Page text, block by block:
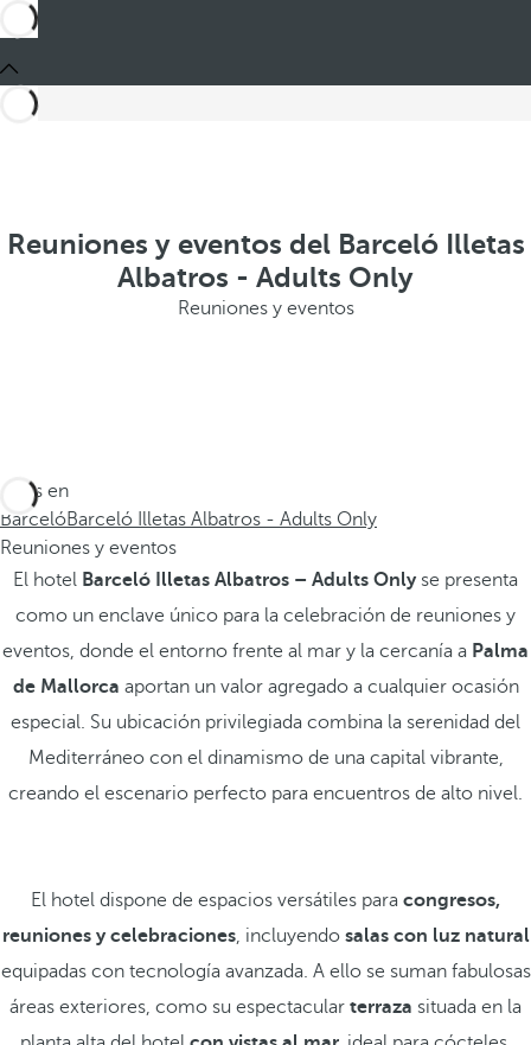
Reuniones y eventos del Barceló Illetas
Albatros - Adults Only
Reuniones y eventos
Estás en
BarcelóBarceló Illetas Albatros - Adults Only
Reuniones y eventos
El hotel Barceló Illetas Albatros – Adults Onlyse presenta
como un enclave único para la celebración de reuniones y
eventos, donde el entorno frente al mar y la cercanía a Palma
de Mallorca aportan un valor agregado a cualquier ocasión
especial. Su ubicación privilegiada combina la serenidad del
Mediterráneo con el dinamismo de una capital vibrante,
creando el escenario perfecto para encuentros de alto nivel.
El hotel dispone de espacios versátiles para congresos,
reuniones y celebraciones, incluyendo salas con luz natural
equipadas con tecnología avanzada. A ello se suman fabulosas
áreas exteriores, como su espectacular terraza situada en la